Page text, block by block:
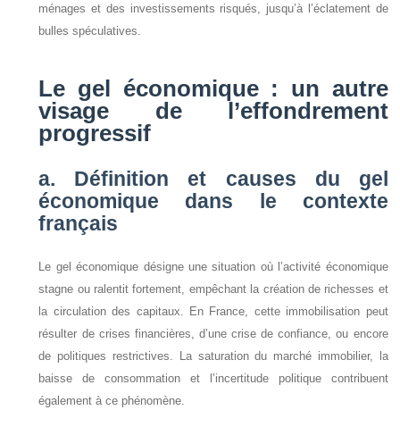
ménages et des investissements risqués, jusqu’à l’éclatement de
bulles spéculatives.
Le gel économique : un autre
visage de l’effondrement
progressif
a. Définition et causes du gel
économique dans le contexte
français
Le gel économique désigne une situation où l’activité économique
stagne ou ralentit fortement, empêchant la création de richesses et
la circulation des capitaux. En France, cette immobilisation peut
résulter de crises financières, d’une crise de confiance, ou encore
de politiques restrictives. La saturation du marché immobilier, la
baisse de consommation et l’incertitude politique contribuent
également à ce phénomène.